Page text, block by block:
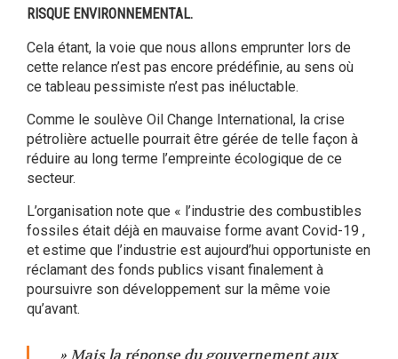
RISQUE ENVIRONNEMENTAL.
Cela étant, la voie que nous allons emprunter lors de
cette relance n’est pas encore prédéfinie, au sens où
ce tableau pessimiste n’est pas inéluctable.
Comme le soulève Oil Change International, la crise
pétrolière actuelle pourrait être gérée de telle façon à
réduire au long terme l’empreinte écologique de ce
secteur.
L’organisation note que « l’industrie des combustibles
fossiles était déjà en mauvaise forme avant Covid-19 ,
et estime que l’industrie est aujourd’hui opportuniste en
réclamant des fonds publics visant finalement à
poursuivre son développement sur la même voie
qu’avant.
» Mais la réponse du gouvernement aux